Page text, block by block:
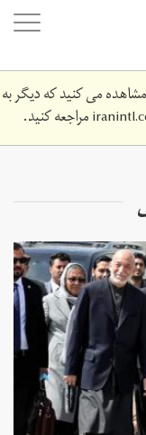
می کنید که دیگر به
مراجعه کنید.